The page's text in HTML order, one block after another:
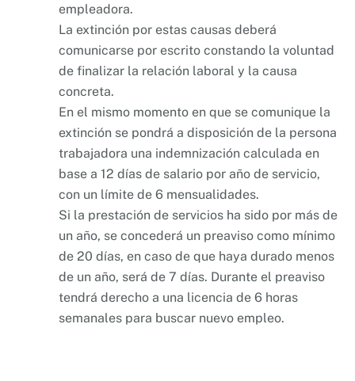
empleadora.
La extinción por estas causas deberá
comunicarse por escrito constando la voluntad
de finalizar la relación laboral y la causa
concreta.
En el mismo momento en que se comunique la
extinción se pondrá a disposición de la persona
trabajadora una indemnización calculada en
base a 12 días de salario por año de servicio,
con un límite de 6 mensualidades.
Si la prestación de servicios ha sido por más de
un año, se concederá un preaviso como mínimo
de 20 días, en caso de que haya durado menos
de un año, será de 7 días. Durante el preaviso
tendrá derecho a una licencia de 6 horas
semanales para buscar nuevo empleo.